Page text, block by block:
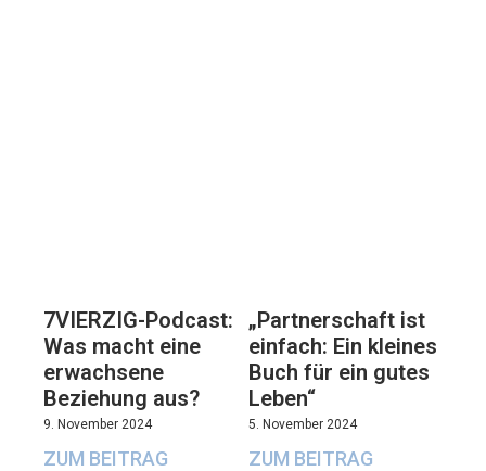
7VIERZIG-Podcast:
Was macht eine
erwachsene
Beziehung aus?
9. November 2024
ZUM BEITRAG
„Partnerschaft ist
einfach: Ein kleines
Buch für ein gutes
Leben“
5. November 2024
ZUM BEITRAG